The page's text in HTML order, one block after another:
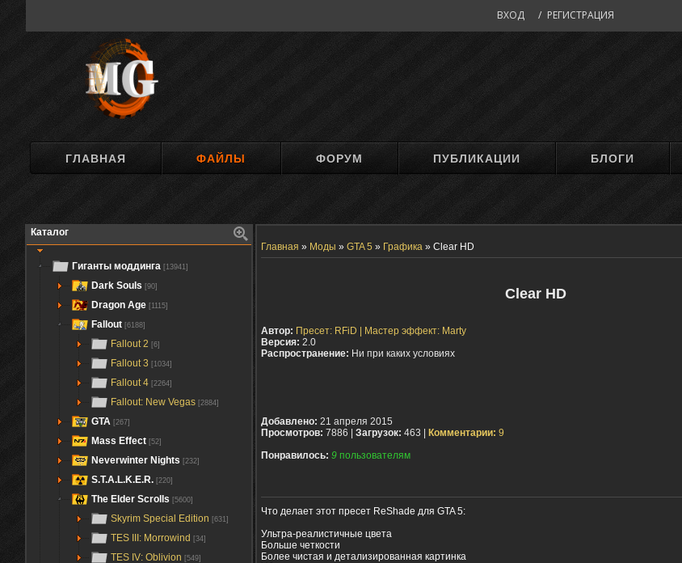
ВХОД / РЕГИСТРАЦИЯ
ГЛАВНАЯ ФАЙЛЫ ФОРУМ ПУБЛИКАЦИИ БЛОГИ
Каталог
Гиганты моддинга [13941]
Dark Souls [90]
Dragon Age [1115]
Fallout [6188]
Fallout 2 [6]
Fallout 3 [1034]
Fallout 4 [2264]
Fallout: New Vegas [2884]
GTA [267]
Mass Effect [52]
Neverwinter Nights [232]
S.T.A.L.K.E.R. [220]
The Elder Scrolls [5600]
Skyrim Special Edition [631]
TES III: Morrowind [34]
TES IV: Oblivion [549]
Главная » Моды » GTA 5 » Графика » Clear HD
Clear HD
Автор: Пресет: RFiD | Мастер эффект: Marty
Версия: 2.0
Распространение: Ни при каких условиях
Добавлено: 21 апреля 2015
Просмотров: 7886 | Загрузок: 463 | Комментарии: 9
Понравилось: 9 пользователям
Что делает этот пресет ReShade для GTA 5:
Ультра-реалистичные цвета
Больше четкости
Более чистая и детализированная картинка